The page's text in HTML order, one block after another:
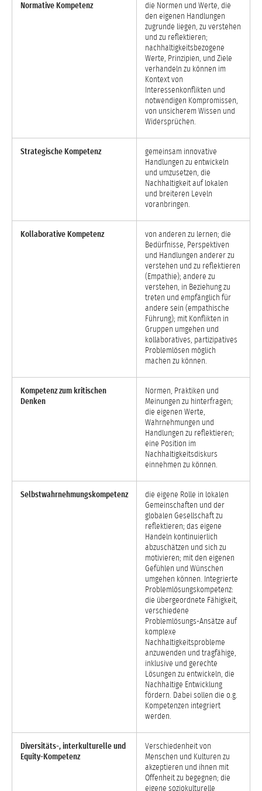
Normative Kompetenz
die Normen und Werte, die
den eigenen Handlungen
zugrunde liegen, zu verstehen
und zu reflektieren;
nachhaltigkeitsbezogene
Werte, Prinzipien, und Ziele
verhandeln zu können im
Kontext von
Interessenkonflikten und
notwendigen Kompromissen,
von unsicherem Wissen und
Widersprüchen.
Strategische Kompetenz
gemeinsam innovative
Handlungen zu entwickeln
und umzusetzen, die
Nachhaltigkeit auf lokalen
und breiteren Leveln
voranbringen.
Kollaborative Kompetenz
von anderen zu lernen; die
Bedürfnisse, Perspektiven
und Handlungen anderer zu
verstehen und zu reflektieren
(Empathie); andere zu
verstehen, in Beziehung zu
treten und empfänglich für
andere sein (empathische
Führung); mit Konflikten in
Gruppen umgehen und
kollaboratives, partizipatives
Problemlösen möglich
machen zu können.
Kompetenz zum kritischen
Denken
Normen, Praktiken und
Meinungen zu hinterfragen;
die eigenen Werte,
Wahrnehmungen und
Handlungen zu reflektieren;
eine Position im
Nachhaltigkeitsdiskurs
einnehmen zu können.
Selbstwahrnehmungskompetenz
die eigene Rolle in lokalen
Gemeinschaften und der
globalen Gesellschaft zu
reflektieren; das eigene
Handeln kontinuierlich
abzuschätzen und sich zu
motivieren; mit den eigenen
Gefühlen und Wünschen
umgehen können. Integrierte
Problemlösungskompetenz:
die übergeordnete Fähigkeit,
verschiedene
Problemlösungs-Ansätze auf
komplexe
Nachhaltigkeitsprobleme
anzuwenden und tragfähige,
inklusive und gerechte
Lösungen zu entwickeln, die
Nachhaltige Entwicklung
fördern. Dabei sollen die o.g.
Kompetenzen integriert
werden.
Diversitäts-, interkulturelle und
Equity-Kompetenz
Verschiedenheit von
Menschen und Kulturen zu
akzeptieren und ihnen mit
Offenheit zu begegnen; die
eigene soziokulturelle